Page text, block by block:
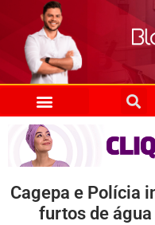
Cagepa e Polícia
furtos de